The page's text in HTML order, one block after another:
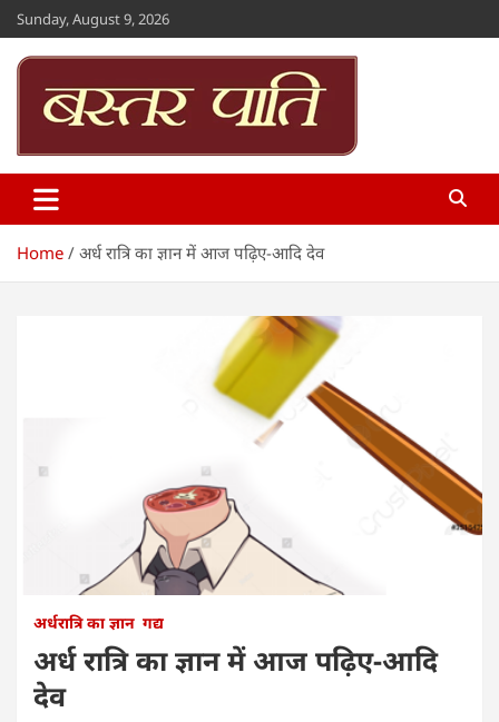
Skip
to
content
Sunday, August 9, 2026
Bastar Paati
Home अर्ध रात्रि का ज्ञान में आज पढ़िए-आदि देव
अर्धरात्रि का ज्ञान गद्य
अर्ध रात्रि का ज्ञान में आज पढ़िए-आदि
देव